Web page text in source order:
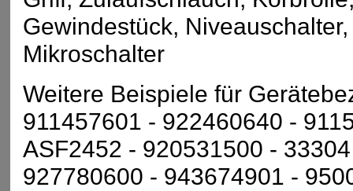
Gewindestück,
Mikroschalter
Weitere Beispiele für
911457601 - 922460640 -
ASF2452 - 920531500 -
927780600 - 943674901 -